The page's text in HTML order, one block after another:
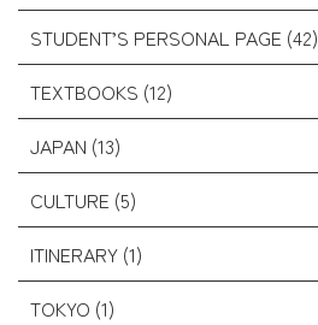
STUDENT’S PERSONAL PAGE (42)
TEXTBOOKS (12)
JAPAN (13)
CULTURE (5)
ITINERARY (1)
TOKYO (1)